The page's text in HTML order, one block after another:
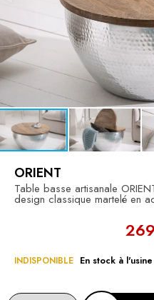
ORIENT
Table basse artisanale
design classique martelé en
INDISPONIBLE En stock à